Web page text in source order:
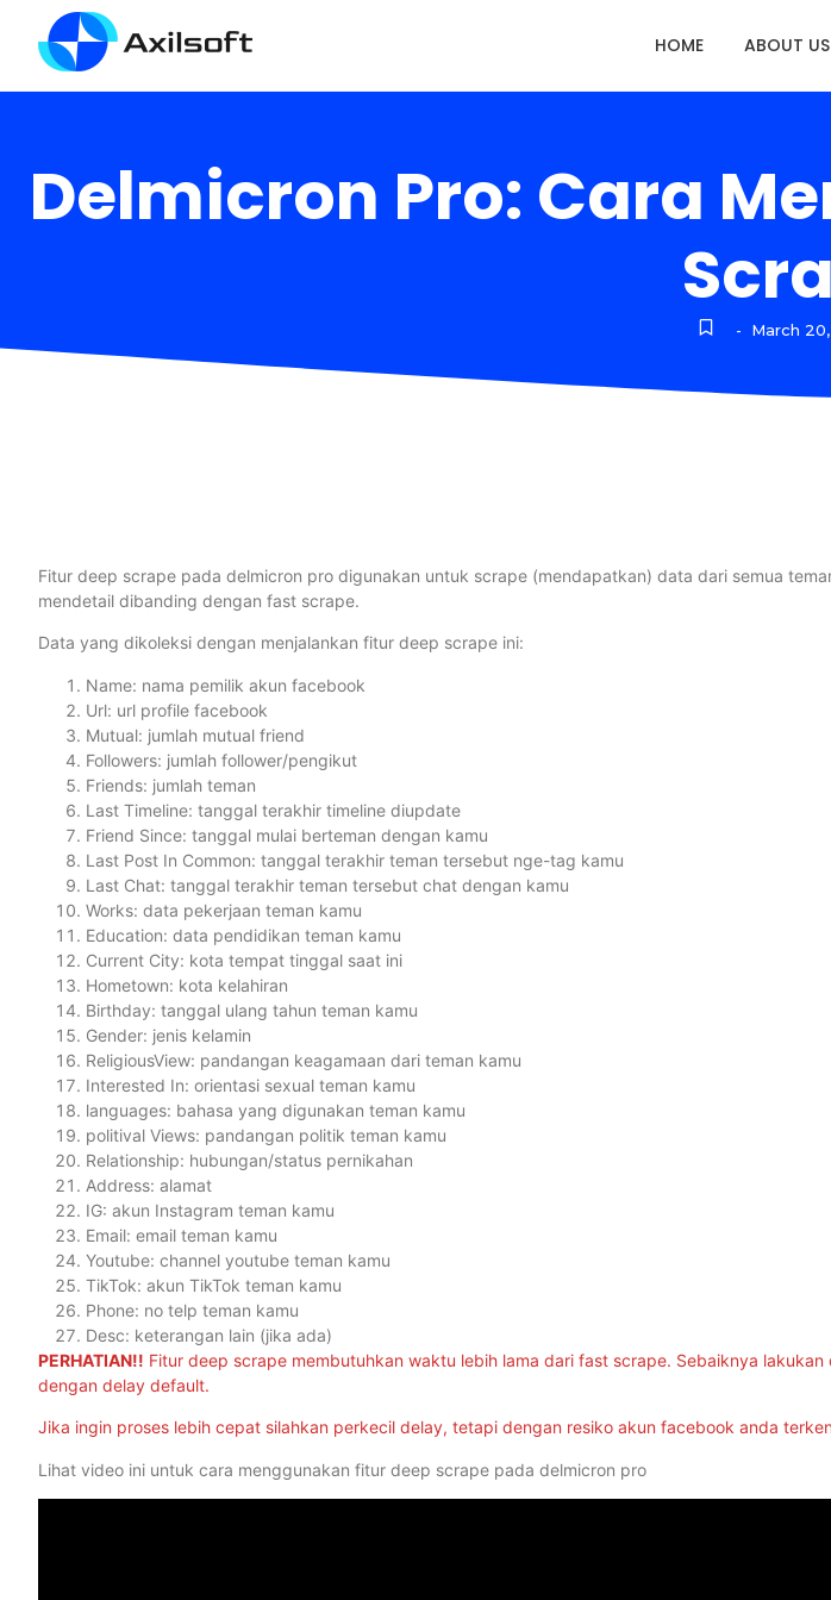
HOME ABOUT US
Delmicron Pro: Cara
- March
Fitur deep scrape pada delmicron pro digunakan untuk scrape (mendapatkan) data dari semua
mendetail dibanding dengan fast scrape.
Data yang dikoleksi dengan menjalankan fitur deep scrape ini:
Name: nama pemilik akun facebook
Url: url profile facebook
Mutual: jumlah mutual friend
Followers: jumlah follower/pengikut
Friends: jumlah teman
Last Timeline: tanggal terakhir timeline diupdate
Friend Since: tanggal mulai berteman dengan kamu
Last Post In Common: tanggal terakhir teman tersebut nge-tag kamu
Last Chat: tanggal terakhir teman tersebut chat dengan kamu
Works: data pekerjaan teman kamu
Education: data pendidikan teman kamu
Current City: kota tempat tinggal saat ini
Hometown: kota kelahiran
Birthday: tanggal ulang tahun teman kamu
Gender: jenis kelamin
ReligiousView: pandangan keagamaan dari teman kamu
Interested In: orientasi sexual teman kamu
languages: bahasa yang digunakan teman kamu
politival Views: pandangan politik teman kamu
Relationship: hubungan/status pernikahan
Address: alamat
IG: akun Instagram teman kamu
Email: email teman kamu
Youtube: channel youtube teman kamu
TikTok: akun TikTok teman kamu
Phone: no telp teman kamu
Desc: keterangan lain (jika ada)
PERHATIAN!! Fitur deep scrape membutuhkan waktu lebih lama dari fast scrape. Sebaiknya
dengan delay default.
Jika ingin proses lebih cepat silahkan perkecil delay, tetapi dengan resiko akun facebook anda
Lihat video ini untuk cara menggunakan fitur deep scrape pada delmicron pro